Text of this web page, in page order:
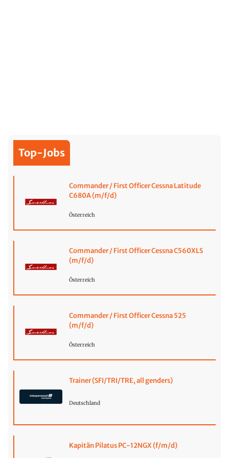
Top-Jobs
Commander / First Officer Cessna Latitude
C680A (m/f/d)
Österreich
Commander / First Officer Cessna C560XLS
(m/f/d)
Österreich
Commander / First Officer Cessna 525
(m/f/d)
Österreich
Trainer (SFI/TRI/TRE, all genders)
Deutschland
Kapitän Pilatus PC-12NGX (f/m/d)